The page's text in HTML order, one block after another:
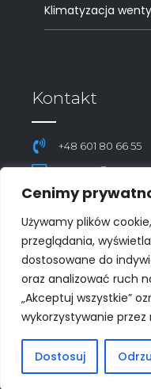
Cenimy
Używamy plików
przeglądania,
dostosowane do
oraz analizować ruch
„Akceptuj wszystkie”
wykorzystywanie przez
Dostosuj
Klimatyzacja
Kontakt
+48 601 80 66 55
pro-con@pro-
ul. Rozkoszna 1a,
Regulamin
Polityka
2024PRO-CON